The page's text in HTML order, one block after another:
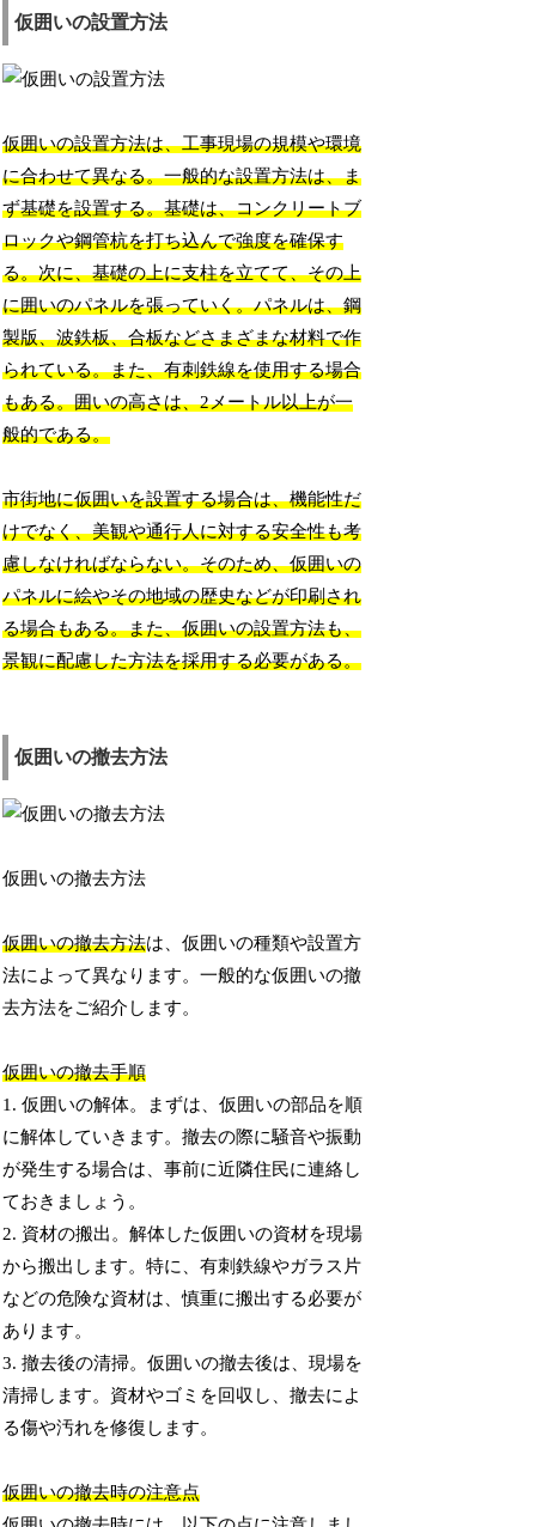
仮囲いの設置方法
仮囲いの設置方法は、工事現場の規模や環境
に合わせて異なる。一般的な設置方法は、ま
ず基礎を設置する。基礎は、コンクリートブ
ロックや鋼管杭を打ち込んで強度を確保す
る。次に、基礎の上に支柱を立てて、その上
に囲いのパネルを張っていく。パネルは、鋼
製版、波鉄板、合板などさまざまな材料で作
られている。また、有刺鉄線を使用する場合
もある。囲いの高さは、2メートル以上が一
般的である。
市街地に仮囲いを設置する場合は、機能性だ
けでなく、美観や通行人に対する安全性も考
慮しなければならない。そのため、仮囲いの
パネルに絵やその地域の歴史などが印刷され
る場合もある。また、仮囲いの設置方法も、
景観に配慮した方法を採用する必要がある。
仮囲いの撤去方法
仮囲いの撤去方法
仮囲いの撤去方法は、仮囲いの種類や設置方
法によって異なります。一般的な仮囲いの撤
去方法をご紹介します。
仮囲いの撤去手順
1. 仮囲いの解体。まずは、仮囲いの部品を順
に解体していきます。撤去の際に騒音や振動
が発生する場合は、事前に近隣住民に連絡し
ておきましょう。
2. 資材の搬出。解体した仮囲いの資材を現場
から搬出します。特に、有刺鉄線やガラス片
などの危険な資材は、慎重に搬出する必要が
あります。
3. 撤去後の清掃。仮囲いの撤去後は、現場を
清掃します。資材やゴミを回収し、撤去によ
る傷や汚れを修復します。
仮囲いの撤去時の注意点